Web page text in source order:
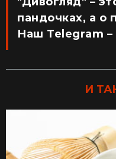
пандочках, а о
Наш Telegram –
И